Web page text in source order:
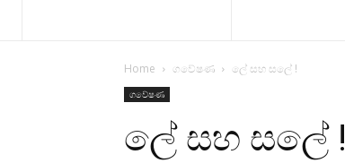
Home ගවේෂණ ලේ සහ සලේ !
ගවේෂණ
ලේ සහ සලේ !